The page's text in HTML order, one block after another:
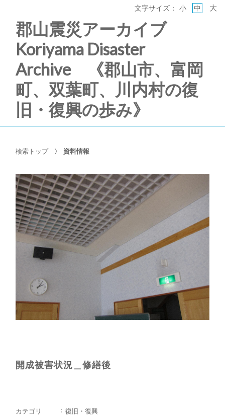
郡山震災アーカイブ
Koriyama Disaster
Archive 《郡山市、富岡
町、双葉町、川内村の復
旧・復興の歩み》
文字サイズ： 小 中 大
検索トップ 資料情報
開成被害状況＿修繕後
カテゴリ
復旧・復興